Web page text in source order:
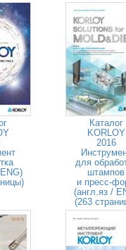
Каталог
KORLOY
2016
для
штампов
и пресс-
(англ.яз /
(263